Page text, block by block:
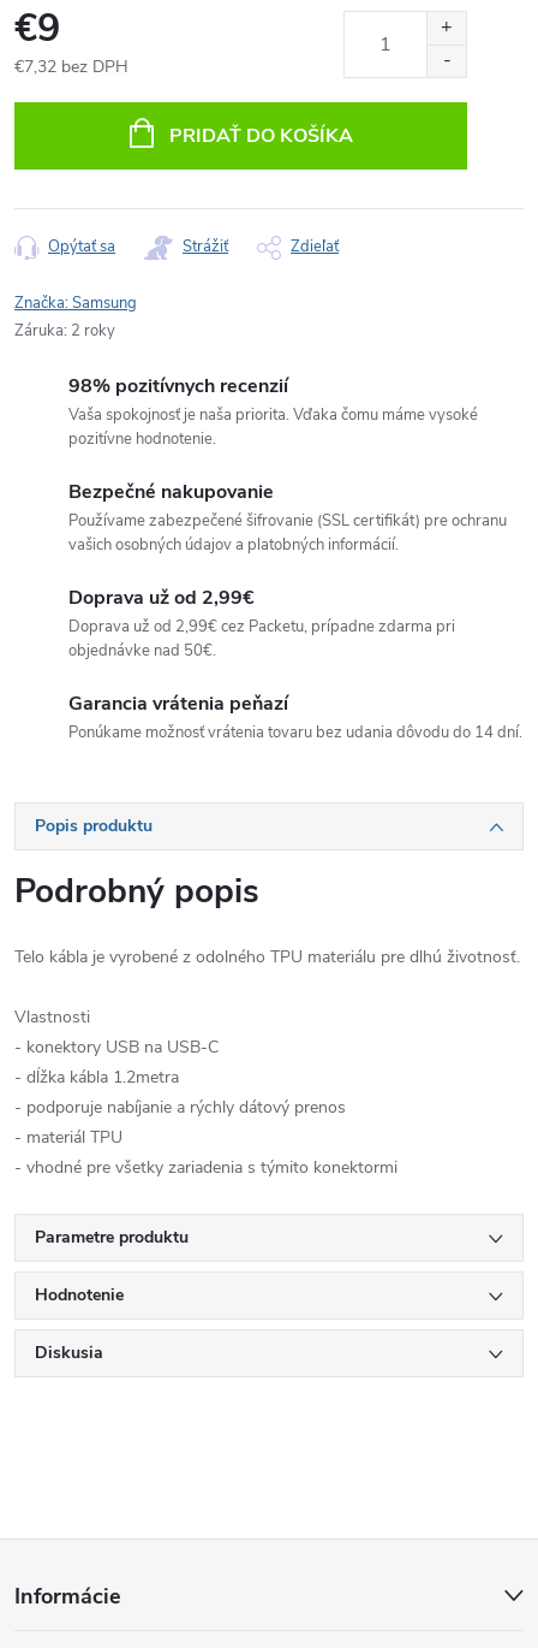
€9
€7,32 bez DPH
PRIDAŤ DO KOŠÍKA
Opýtať sa Strážiť Zdieľať
Značka:Samsung
Záruka: 2 roky
98% pozitívnych recenzií
Vaša spokojnosť je naša priorita. Vďaka čomu máme vysoké
pozitívne hodnotenie.
Bezpečné nakupovanie
Používame zabezpečené šifrovanie (SSL certifikát) pre ochranu
vašich osobných údajov a platobných informácií.
Doprava už od 2,99€
Doprava už od 2,99€ cez Packetu, prípadne zdarma pri
objednávke nad 50€.
Garancia vrátenia peňazí
Ponúkame možnosť vrátenia tovaru bez udania dôvodu do 14 dní.
Popis produktu
Podrobný popis
Telo kábla je vyrobené z odolného TPU materiálu pre dlhú životnosť.
Vlastnosti
- konektory USB na USB-C
- dĺžka kábla 1.2metra
- podporuje nabíjanie a rýchly dátový prenos
- materiál TPU
- vhodné pre všetky zariadenia s týmito konektormi
Parametre produktu
Hodnotenie
Diskusia
Informácie